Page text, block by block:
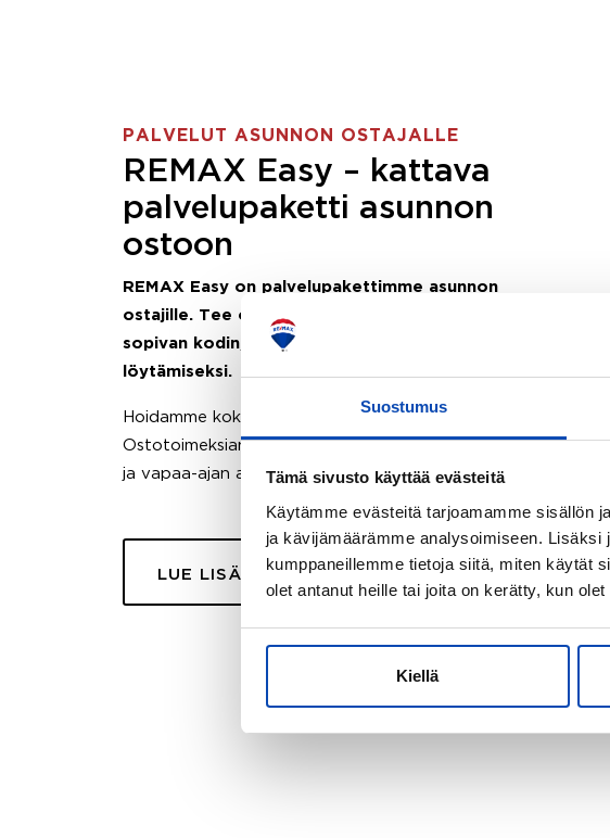
Suostumus
Tämä sivusto käyttää evästeitä
Käytämme evästeitä tarjoamamme sisällön
ja kävijämäärämme analysoimiseen.
kumppaneillemme tietoja siitä, miten käytät
olet antanut heille tai joita on kerätty, kun
Kiellä
PALVELUT ASUNNON OSTAJALLE
REMAX Easy – kattava
palvelupaketti asunnon
ostoon
REMAX Easy on palvelupakettimme asunnon
ostajille. Tee ostotoimeksianto ja etsimme juuri sinulle
sopivan kodin, eikä sinun tarvitse nähdä vaivaa sen
löytämiseksi.
Hoidamme koko ostoprosessin puolestasi.
Ostotoimeksiantopalvelumme sopii myös esimerkiksi sijoitus-
ja vapaa-ajan asuntojen ostoon.
LUE LISÄÄ